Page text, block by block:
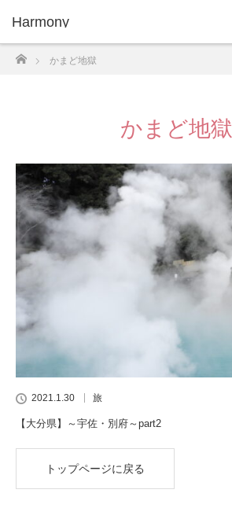
Harmony
かまど地獄
かまど地獄
2021.1.30 旅
【大分県】～宇佐・別府～part2
トップページに戻る